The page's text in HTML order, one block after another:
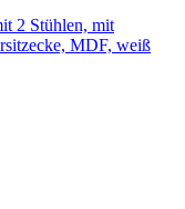
2 Stühlen, mit
MDF, weiß